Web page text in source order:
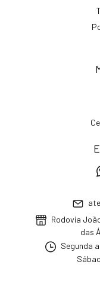
Rodovia
das
Segunda